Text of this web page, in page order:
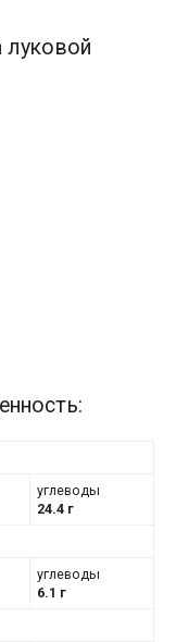
луковой
углеводы
24.4 г
углеводы
6.1 г